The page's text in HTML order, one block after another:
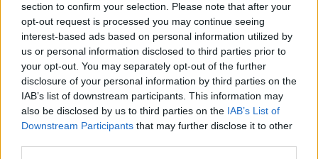
section to confirm your selection. Please note that after your
opt-out request is processed you may continue seeing
interest-based ads based on personal information utilized by
us or personal information disclosed to third parties prior to
your opt-out. You may separately opt-out of the further
disclosure of your personal information by third parties on the
IAB’s list of downstream participants. This information may
also be disclosed by us to third parties on the IAB’s List of
Downstream Participants that may further disclose it to other